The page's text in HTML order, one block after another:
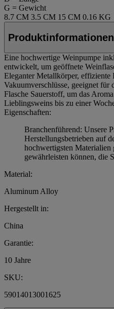
G = Gewicht
8.7 CM 3.5 CM 15 CM 0.16 KG
Produktinformationen
Eine hochwertige Weinpumpe
entwickelt, um geöffnete
Eleganter Metallkörper,
Vakuumverschlüsse, geeignet für
Flasche Sauerstoff, um das
Lieblingsweins bis zu einer
Eigenschaften:
Branchenführend: Unsere
Herstellungsbetrieben auf
hochwertigsten
gewährleisten können, die
Material:
Aluminum Alloy
Hergestellt in:
China
Garantie:
10 Jahre
SKU:
59014013001625